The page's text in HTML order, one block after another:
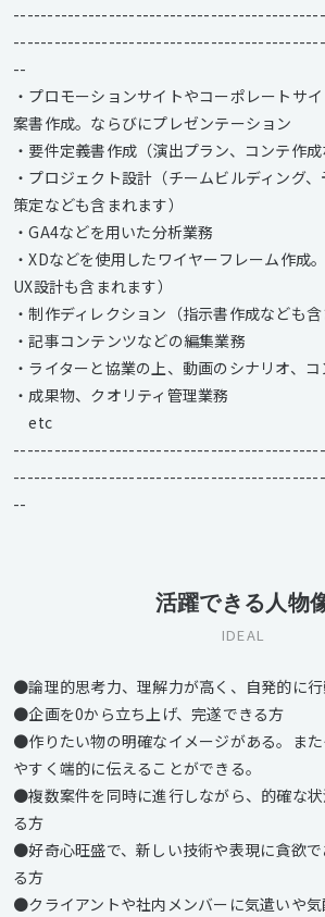
--
・プロモーションサイトやコーポレートサ
案書作成。ならびにプレゼンテーション
・要件定義書作成（演出プラン、コンテ作成
・プロジェクト設計（チームビルディング
策定なども含まれます）
・GA4などを用いた分析業務
・XDなどを使用したワイヤーフレーム作成
UX設計も含まれます）
・制作ディレクション（指示書作成なども含
・記事コンテンツなどの編集業務
・ライターと協業の上、動画のシナリオ、
・成果物、クオリティ管理業務
etc
--
活躍できる人物
IDEAL
●論理的思考力、理解力が高く、自発的に
●企画を0から立ち上げ、完遂できる方
●作りたい物の明確なイメージがある。ま
やすく端的に伝えることができる。
●複数案件を同時に進行しながら、的確な
る方
●好奇心旺盛で、新しい技術や表現に貪欲
る方
●クライアントや社内メンバーに気遣いや